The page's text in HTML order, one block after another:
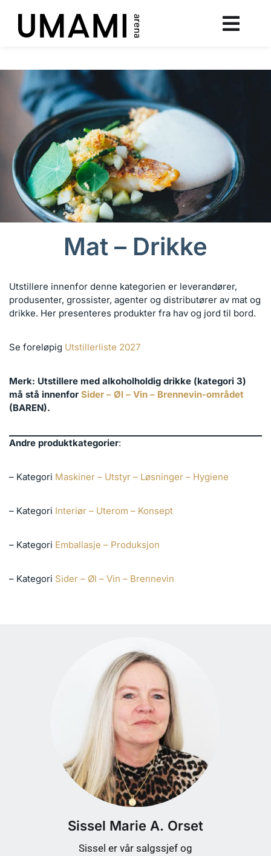
Mat – Drikke
Utstillere innenfor denne kategorien er leverandører,
produsenter, grossister, agenter og distributører av mat og
drikke. Her presenteres produkter fra hav og jord til bord.
Se foreløpig Utstillerliste 2027
Merk: Utstillere med alkoholholdig drikke (kategori 3)
må stå innenfor Sider – Øl – Vin – Brennevin-området
(BAREN).
Andre produktkategorier:
– Kategori Maskiner – Utstyr – Løsninger – Hygiene
– Kategori Interiør – Uterom – Konsept
– Kategori Emballasje – Produksjon
– Kategori Sider – Øl – Vin – Brennevin
Sissel Marie A. Orset
Sissel er vår salgssjef og